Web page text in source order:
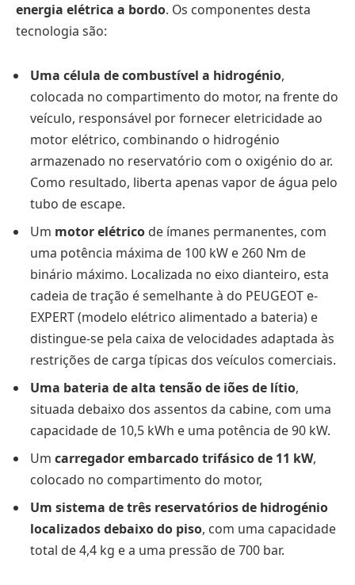
energia elétrica a bordo. Os componentes desta
tecnologia são:
Uma célula de combustível a hidrogénio,
colocada no compartimento do motor, na frente do
veículo, responsável por fornecer eletricidade ao
motor elétrico, combinando o hidrogénio
armazenado no reservatório com o oxigénio do ar.
Como resultado, liberta apenas vapor de água pelo
tubo de escape.
Um motor elétrico de ímanes permanentes, com
uma potência máxima de 100 kW e 260 Nm de
binário máximo. Localizada no eixo dianteiro, esta
cadeia de tração é semelhante à do PEUGEOT e-
EXPERT (modelo elétrico alimentado a bateria) e
distingue-se pela caixa de velocidades adaptada às
restrições de carga típicas dos veículos comerciais.
Uma bateria de alta tensão de iões de lítio,
situada debaixo dos assentos da cabine, com uma
capacidade de 10,5 kWh e uma potência de 90 kW.
Um carregador embarcado trifásico de 11 kW,
colocado no compartimento do motor,
Um sistema de três reservatórios de hidrogénio
localizados debaixo do piso, com uma capacidade
total de 4,4 kg e a uma pressão de 700 bar.